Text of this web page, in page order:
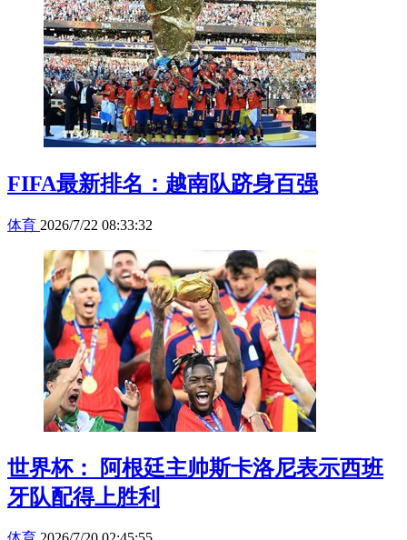
FIFA最新排名：越南队跻身百强
体育 2026/7/22 08:33:32
世界杯： 阿根廷主帅斯卡洛尼表示西班
牙队配得上胜利